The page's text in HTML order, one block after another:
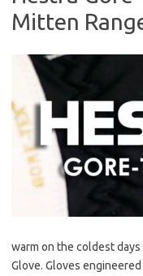
Mitten
warm on the coldest
Glove. Gloves